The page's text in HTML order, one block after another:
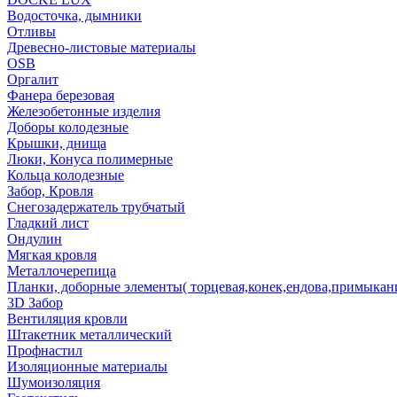
Водосточка, дымники
Отливы
Древесно-листовые материалы
OSB
Оргалит
Фанера березовая
Железобетонные изделия
Доборы колодезные
Крышки, днища
Люки, Конуса полимерные
Кольца колодезные
Забор, Кровля
Снегозадержатель трубчатый
Гладкий лист
Ондулин
Мягкая кровля
Металлочерепица
Планки, доборные элементы(
3D Забор
Вентиляция кровли
Штакетник металлический
Профнастил
Изоляционные материалы
Шумоизоляция